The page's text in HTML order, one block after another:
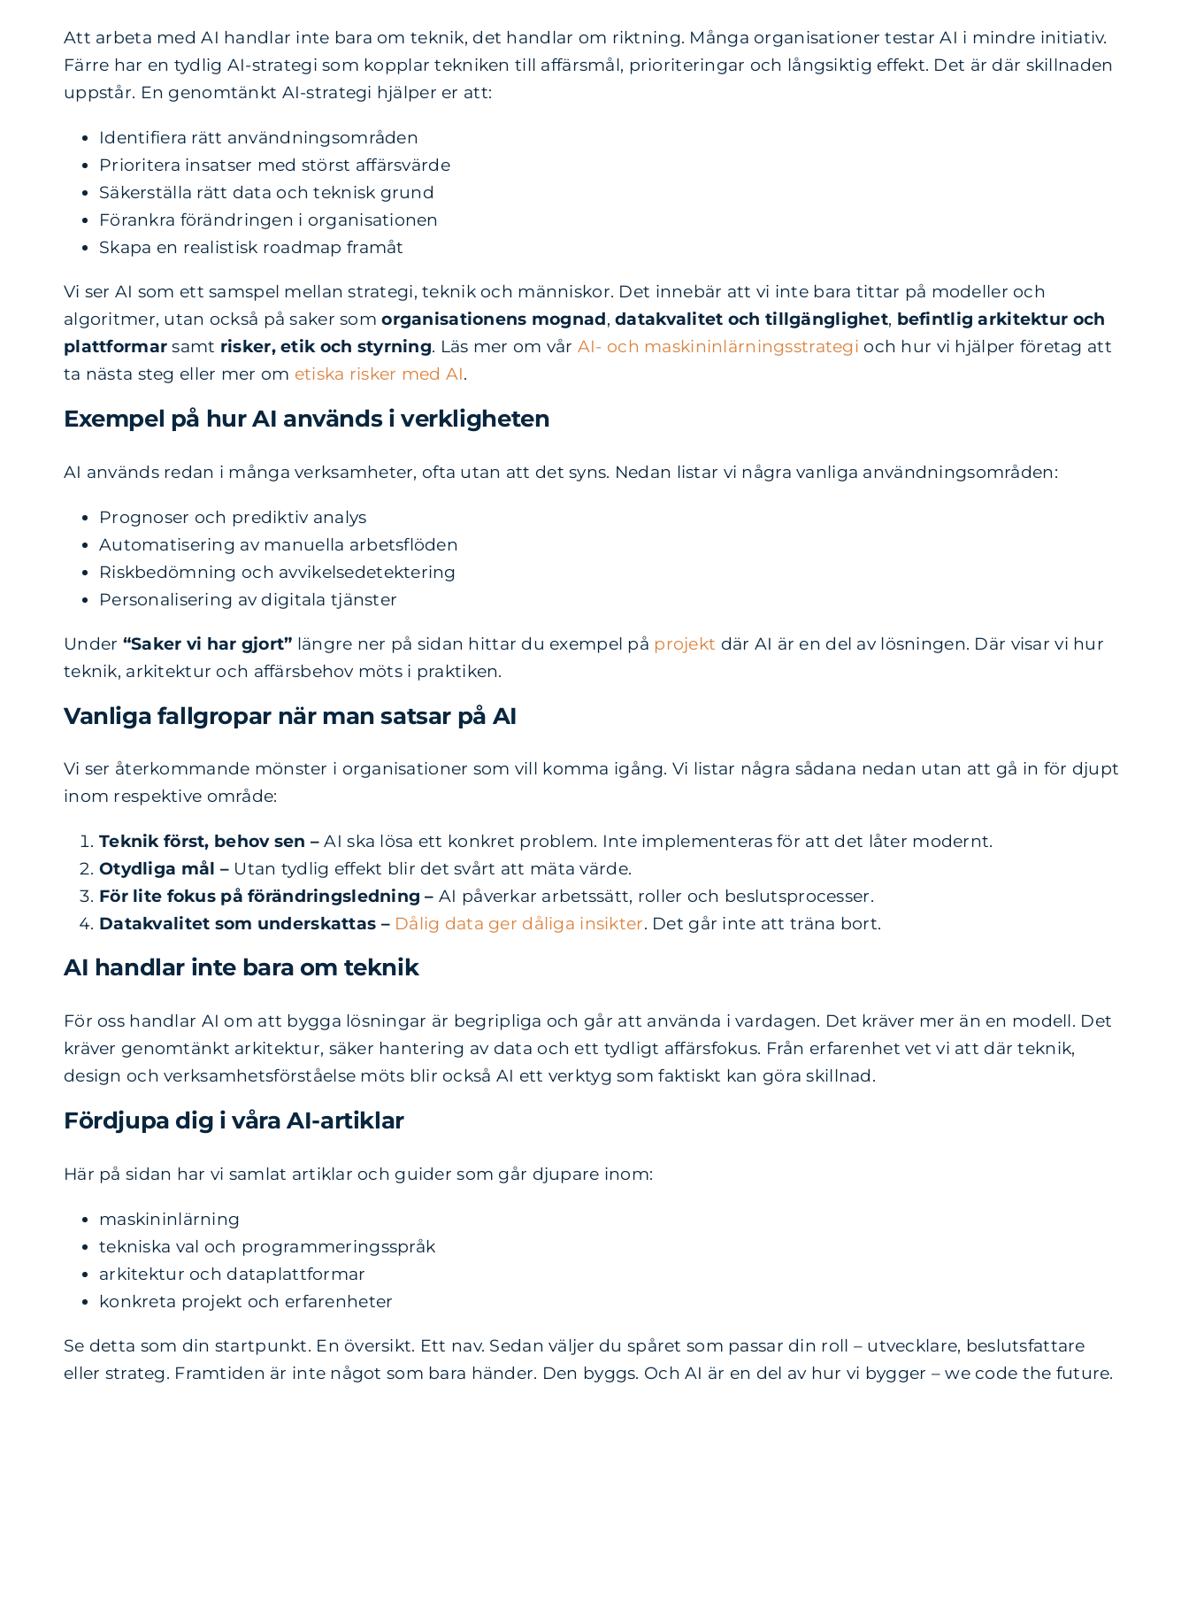
Att arbeta med AI handlar inte bara om teknik, det handlar om riktning. Många organisationer testar AI i mindre initiativ.
Färre har en tydlig AI-strategi som kopplar tekniken till affärsmål, prioriteringar och långsiktig effekt. Det är där skillnaden
uppstår. En genomtänkt AI-strategi hjälper er att:
Identifiera rätt användningsområden
Prioritera insatser med störst affärsvärde
Säkerställa rätt data och teknisk grund
Förankra förändringen i organisationen
Skapa en realistisk roadmap framåt
Vi ser AI som ett samspel mellan strategi, teknik och människor. Det innebär att vi inte bara tittar på modeller och
algoritmer, utan också på saker somorganisationens mognad,datakvalitet och tillgänglighet, befintlig arkitektur och
plattformar samt risker, etik och styrning. Läs mer om vår AI- och maskininlärningsstrategi och hur vi hjälper företag att
ta nästa steg eller mer om etiska risker med AI.
Exempel på hur AI används i verkligheten
AI används redan i många verksamheter, ofta utan att det syns. Nedan listar vi några vanliga användningsområden:
Prognoser och prediktiv analys
Automatisering av manuella arbetsflöden
Riskbedömning och avvikelsedetektering
Personalisering av digitala tjänster
Under “Saker vi har gjort” längre ner på sidan hittar du exempel på projekt där AI är en del av lösningen. Där visar vi hur
teknik, arkitektur och affärsbehov möts i praktiken.
Vanliga fallgropar när man satsar på AI
Vi ser återkommande mönster i organisationer som vill komma igång. Vi listar några sådana nedan utan att gå in för djupt
inom respektive område:
Teknik först, behov sen –AI ska lösa ett konkret problem. Inte implementeras för att det låter modernt.
Otydliga mål – Utan tydlig effekt blir det svårt att mäta värde.
För lite fokus på förändringsledning –AI påverkar arbetssätt, roller och beslutsprocesser.
Datakvalitet som underskattas – Dålig data ger dåliga insikter. Det går inte att träna bort.
AI handlar inte bara om teknik
För oss handlar AI om att bygga lösningar är begripliga och går att använda i vardagen. Det kräver mer än en modell. Det
kräver genomtänkt arkitektur, säker hantering av data och ett tydligt affärsfokus. Från erfarenhet vet vi att där teknik,
design och verksamhetsförståelse möts blir också AI ett verktyg som faktiskt kan göra skillnad.
Fördjupa dig i våra AI-artiklar
Här på sidan har vi samlat artiklar och guider som går djupare inom:
maskininlärning
tekniska val och programmeringsspråk
arkitektur och dataplattformar
konkreta projekt och erfarenheter
Se detta som din startpunkt. En översikt. Ett nav. Sedan väljer du spåret som passar din roll – utvecklare, beslutsfattare
eller strateg. Framtiden är inte något som bara händer. Den byggs. Och AI är en del av hur vi bygger – we code the future.